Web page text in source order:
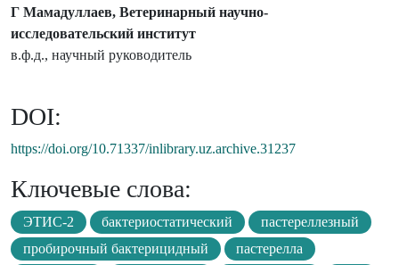
Г Мамадуллаев, Ветеринарный научно-
исследовательский институт
в.ф.д., научный руководитель
DOI:
https://doi.org/10.71337/inlibrary.uz.archive.31237
Ключевые слова:
ЭТИС-2 бактериостатический
пастереллезный
пробирочный бактерицидный
пастерелла